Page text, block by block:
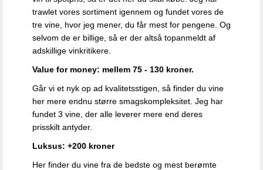
trawlet vores sortiment igennem og fundet vores de
tre vine, hvor jeg mener, du får mest for pengene. Og
selvom de er billige, så er der altså topanmeldt af
adskillige vinkritikere.
Value for money: mellem 75 - 130 kroner.
Går vi et nyk op ad kvalitetsstigen, så finder du vine
her mere endnu større smagskompleksitet. Jeg har
fundet 3 vine, der alle leverer mere end deres
prisskilt antyder.
Luksus: +200 kroner
Her finder du vine fra de bedste og mest berømte